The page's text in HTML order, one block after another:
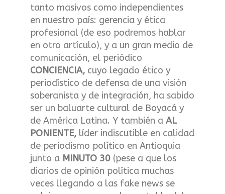
tanto masivos como independientes
en nuestro país: gerencia y ética
profesional (de eso podremos hablar
en otro artículo), y a un gran medio de
comunicación, el periódico
CONCIENCIA, cuyo legado ético y
periodístico de defensa de una visión
soberanista y de integración, ha sabido
ser un baluarte cultural de Boyacá y
de América Latina. Y también a AL
PONIENTE, líder indiscutible en calidad
de periodismo político en Antioquia
junto a MINUTO 30 (pese a que los
diarios de opinión política muchas
veces llegando a las fake news se